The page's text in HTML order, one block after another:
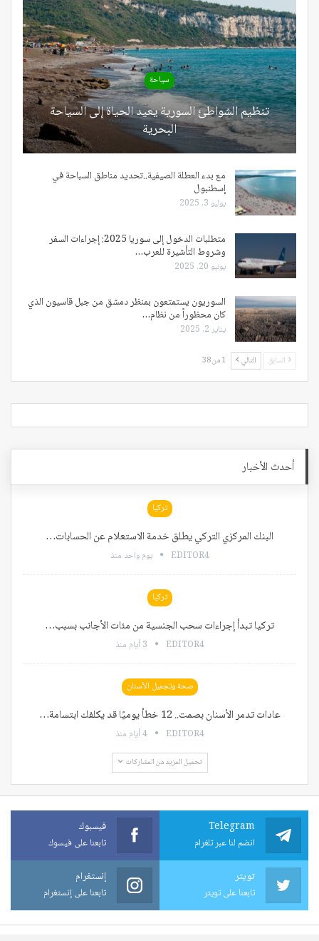
سياحة
تنظيم الشواطئ السورية يعيد الحياة إلى السياحة
البحرية
مع بدء العطلة الصيفية..تحديد مناطق السباحة في
إسطنبول
يوليو 3, 2025
متطلبات الدخول إلى سوريا 2025: إجراءات السفر
وشروط التأشيرة للعرب…
يونيو 20, 2025
السوريون يستمتعون بمنظر دمشق من جبل قاسيون الذي
كان محظوراً من نظام…
يناير 2, 2025
السابق التالي 1 من 38
أحدث الأخبار
تركيا
البنك المركزي التركي يطلق خدمة الاستعلام عن الحسابات…
EDITOR4 يوم واحد منذ
تركيا
تركيا تبدأ إجراءات سحب الجنسية من مئات الأجانب بسبب…
EDITOR4 3 أيام منذ
صحة وتجميل الأسنان
عادات تدمر الأسنان بصمت.. 12 خطأ يوميًا قد يكلفك ابتسامة…
EDITOR4 4 أيام منذ
تحميل المزيد من المشاركات
Telegram
انضم لنا عبر تلغرام
فيسبوك
تابعنا على فيسوك
تويتر
تابعنا على تويتر
إنستغرام
تابعنا على إنستغرام